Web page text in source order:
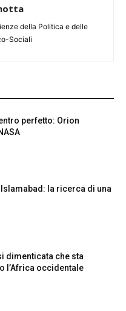
della Politica e delle
Sociali
perfetto: Orion
Islamabad: la ricerca di una
dimenticata che sta
l’Africa occidentale